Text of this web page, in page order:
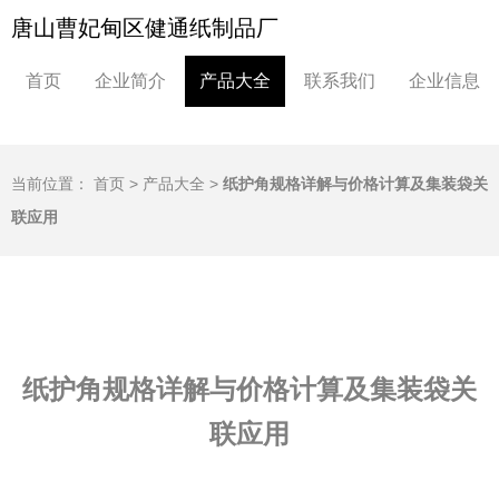
唐山曹妃甸区健通纸制品厂
首页 企业简介 产品大全 联系我们 企业信息
当前位置： 首页 > 产品大全 > 纸护角规格详解与价格计算及集装袋关
联应用
纸护角规格详解与价格计算及集装袋关
联应用